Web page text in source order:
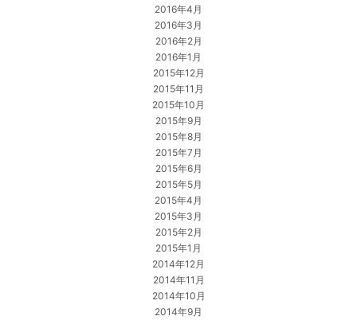
2016年4月
2016年3月
2016年2月
2016年1月
2015年12月
2015年11月
2015年10月
2015年9月
2015年8月
2015年7月
2015年6月
2015年5月
2015年4月
2015年3月
2015年2月
2015年1月
2014年12月
2014年11月
2014年10月
2014年9月